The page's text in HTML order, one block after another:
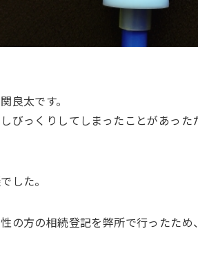
良太です。
びっくりしてしまったことがあった
した。
の方の相続登記を弊所で行ったた